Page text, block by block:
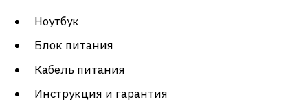
Ноутбук
Блок питания
Кабель питания
Инструкция и гарантия